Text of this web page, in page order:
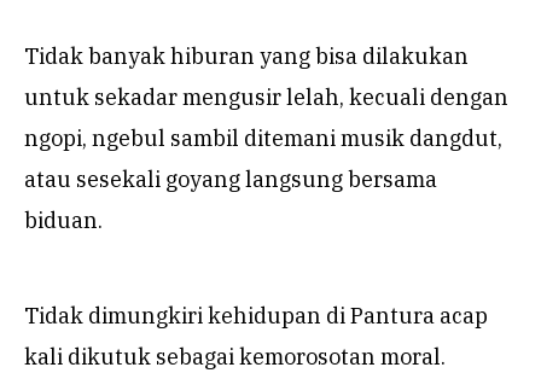
Tidak banyak hiburan yang bisa dilakukan
untuk sekadar mengusir lelah, kecuali dengan
ngopi, ngebul sambil ditemani musik dangdut,
atau sesekali goyang langsung bersama
biduan.
Tidak dimungkiri kehidupan di Pantura acap
kali dikutuk sebagai kemorosotan moral.